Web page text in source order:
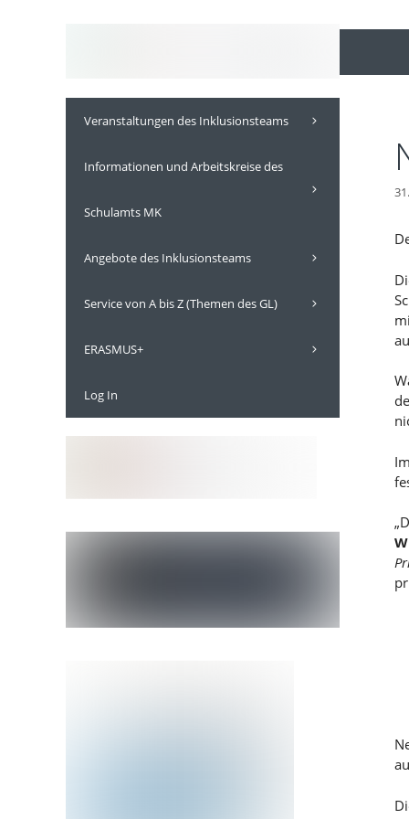
Veranstaltungen des Inklusionsteams
Informationen und Arbeitskreise des
Schulamts MK
Angebote des Inklusionsteams
Service von A bis Z (Themen des GL)
ERASMUS+
Log In